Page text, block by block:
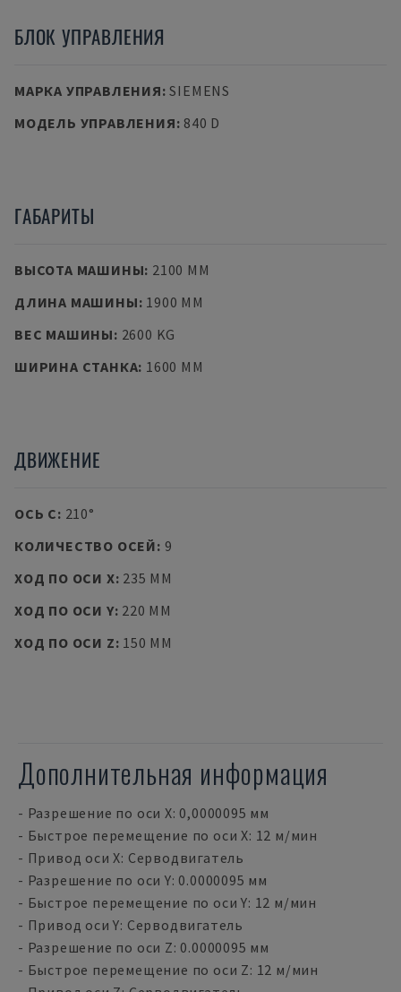
БЛОК УПРАВЛЕНИЯ
МАРКА УПРАВЛЕНИЯ:SIEMENS
МОДЕЛЬ УПРАВЛЕНИЯ: 840 D
ГАБАРИТЫ
ВЫСОТА МАШИНЫ: 2100 MM
ДЛИНА МАШИНЫ: 1900 MM
ВЕС МАШИНЫ: 2600 KG
ШИРИНА СТАНКА: 1600 MM
ДВИЖЕНИЕ
ОСЬ C: 210°
КОЛИЧЕСТВО ОСЕЙ: 9
ХОД ПО ОСИ X: 235 MM
ХОД ПО ОСИ Y: 220 MM
ХОД ПО ОСИ Z: 150 MM
Дополнительная информация
- Разрешение по оси X: 0,0000095 мм
- Быстрое перемещение по оси X: 12 м/мин
- Привод оси X: Серводвигатель
- Разрешение по оси Y: 0.0000095 мм
- Быстрое перемещение по оси Y: 12 м/мин
- Привод оси Y: Серводвигатель
- Разрешение по оси Z: 0.0000095 мм
- Быстрое перемещение по оси Z: 12 м/мин